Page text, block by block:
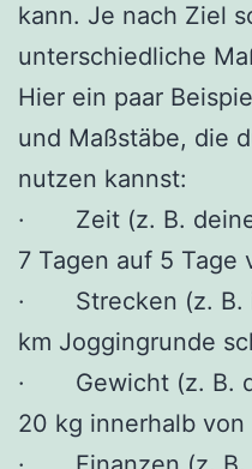
kann. Je nach Ziel
unterschiedliche
Hier ein paar
und Maßstäbe, die
nutzen kannst:
· Zeit (z. B. deine
7 Tagen auf 5 Tage
· Strecken (z. B.
km Joggingrunde
· Gewicht (z. B.
20 kg innerhalb